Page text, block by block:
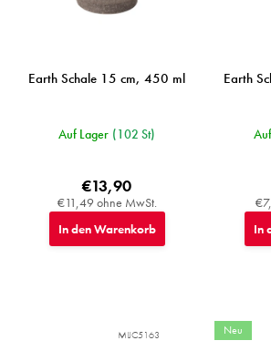
Earth Schale 15 cm, 450 ml
Auf Lager (102 St)
€11,49 ohne MwSt.
€13,90
In den Warenkorb
Earth
In
MIJC5163 Neu